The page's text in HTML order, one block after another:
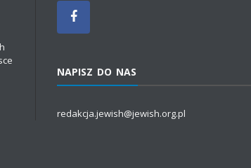
NAPISZ DO NAS
redakcja.jewish@jewish.org.pl